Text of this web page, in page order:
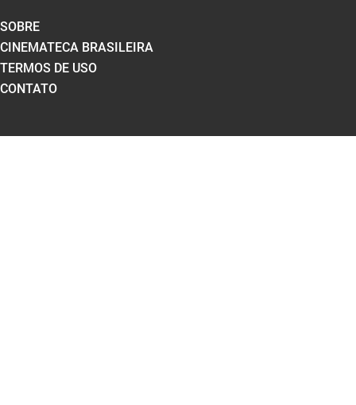
SOBRE
CINEMATECA BRASILEIRA
TERMOS DE USO
CONTATO